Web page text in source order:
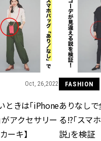
Oct, 26,2022
ときは「iPhone
アクセサリー
ーキ】
FASHION
ありなし
る!?「スマ
説」を検証
BEAUTY Aug, 5, 2026
夏の深刻なくすみ・色ムラ
プローチ！【透明感を底上
神コスメ３選 | CLASSY.[ク
ィ]
BEAUTY Aug, 5, 2026
ボ」を。新【SOFINA BASIC
のお手入れでうるおってな
かな肌を目指す | CLASSY.[
シィ]